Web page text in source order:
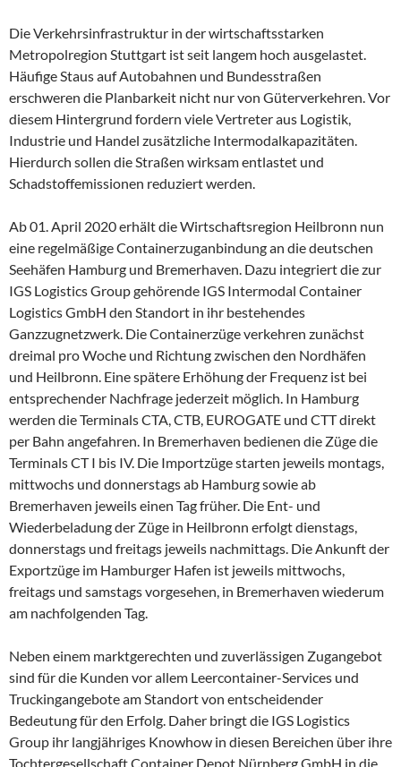
Die Verkehrsinfrastruktur in der wirtschaftsstarken
Metropolregion Stuttgart ist seit langem hoch ausgelastet.
Häufige Staus auf Autobahnen und Bundesstraßen
erschweren die Planbarkeit nicht nur von Güterverkehren. Vor
diesem Hintergrund fordern viele Vertreter aus Logistik,
Industrie und Handel zusätzliche Intermodalkapazitäten.
Hierdurch sollen die Straßen wirksam entlastet und
Schadstoffemissionen reduziert werden.
Ab 01. April 2020 erhält die Wirtschaftsregion Heilbronn nun
eine regelmäßige Containerzuganbindung an die deutschen
Seehäfen Hamburg und Bremerhaven. Dazu integriert die zur
IGS Logistics Group gehörende IGS Intermodal Container
Logistics GmbH den Standort in ihr bestehendes
Ganzzugnetzwerk. Die Containerzüge verkehren zunächst
dreimal pro Woche und Richtung zwischen den Nordhäfen
und Heilbronn. Eine spätere Erhöhung der Frequenz ist bei
entsprechender Nachfrage jederzeit möglich. In Hamburg
werden die Terminals CTA, CTB, EUROGATE und CTT direkt
per Bahn angefahren. In Bremerhaven bedienen die Züge die
Terminals CT I bis IV. Die Importzüge starten jeweils montags,
mittwochs und donnerstags ab Hamburg sowie ab
Bremerhaven jeweils einen Tag früher. Die Ent- und
Wiederbeladung der Züge in Heilbronn erfolgt dienstags,
donnerstags und freitags jeweils nachmittags. Die Ankunft der
Exportzüge im Hamburger Hafen ist jeweils mittwochs,
freitags und samstags vorgesehen, in Bremerhaven wiederum
am nachfolgenden Tag.
Neben einem marktgerechten und zuverlässigen Zugangebot
sind für die Kunden vor allem Leercontainer-Services und
Truckingangebote am Standort von entscheidender
Bedeutung für den Erfolg. Daher bringt die IGS Logistics
Group ihr langjähriges Knowhow in diesen Bereichen über ihre
Tochtergesellschaft Container Depot Nürnberg GmbH in die